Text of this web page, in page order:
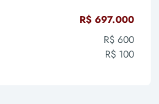
R$ 697.000
R$ 600
R$ 100